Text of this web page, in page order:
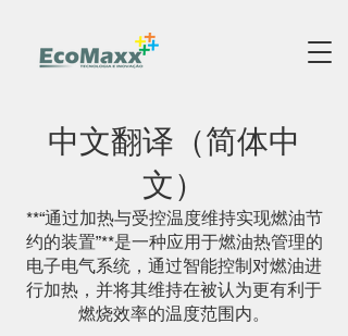
中文翻译（简体中
文）
**“通过加热与受控温度维持实现燃油节
约的装置”**是一种应用于燃油热管理的
电子电气系统，通过智能控制对燃油进
行加热，并将其维持在被认为更有利于
燃烧效率的温度范围内。